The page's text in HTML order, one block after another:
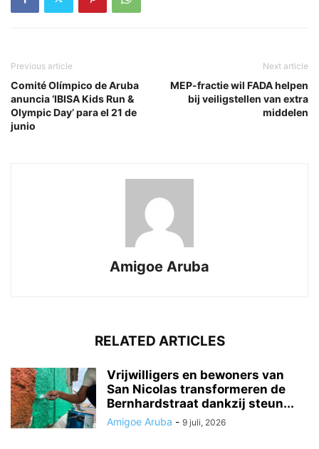
Previous article
Comité Olímpico de Aruba
anuncia ‘IBISA Kids Run &
Olympic Day’ para el 21 de
junio
Next article
MEP-fractie wil FADA helpen
bij veiligstellen van extra
middelen
Amigoe Aruba
RELATED ARTICLES
Vrijwilligers en bewoners van
San Nicolas transformeren de
Bernhardstraat dankzij steun...
Amigoe Aruba - 9 juli, 2026